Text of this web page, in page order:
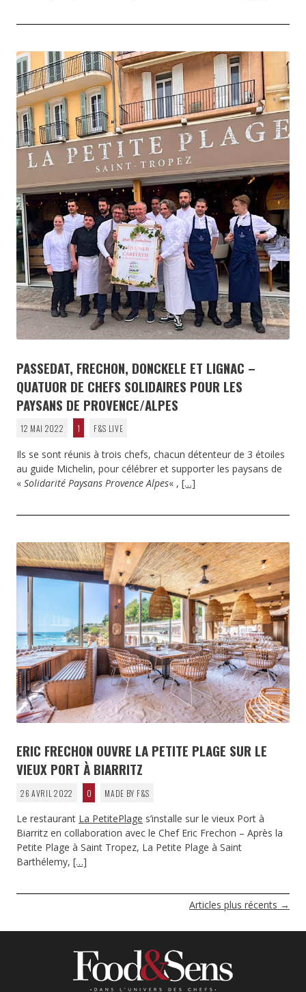
PASSEDAT, FRECHON, DONCKELE ET LIGNAC –
QUATUOR DE CHEFS SOLIDAIRES POUR LES
PAYSANS DE PROVENCE/ALPES
12 MAI 2022 1 F&S LIVE
Ils se sont réunis à trois chefs, chacun détenteur de 3 étoiles
au guide Michelin, pour célébrer et supporter les paysans de
« Solidarité Paysans Provence Alpes« , […]
ERIC FRECHON OUVRE LA PETITE PLAGE SUR LE
VIEUX PORT À BIARRITZ
26 AVRIL 2022 0 MADE BY F&S
Le restaurant La PetitePlage s’installe sur le vieux Port à
Biarritz en collaboration avec le Chef Eric Frechon – Après la
Petite Plage à Saint Tropez, La Petite Plage à Saint
Barthélemy, […]
Articles plus récents →